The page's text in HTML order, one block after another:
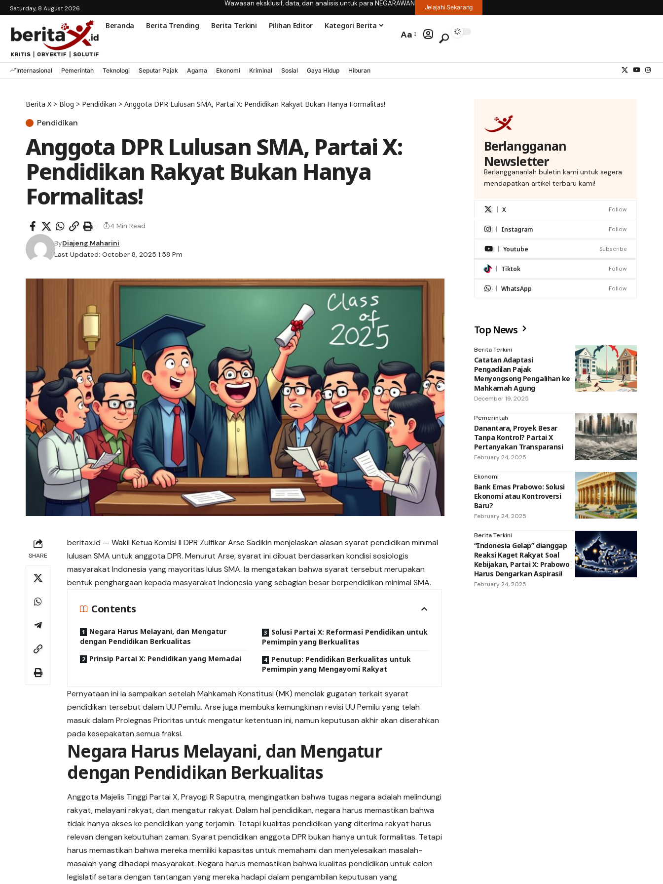
Saturday, 8 August 2026
Wawasan eksklusif, data, dan analisis untuk para NEGARAWAN Jelajahi Sekarang
Beranda Berita Trending Berita Terkini Pilihan Editor Kategori Berita
Aa
Internasional Pemerintah Teknologi Seputar Pajak Agama Ekonomi Kriminal Sosial Gaya Hidup Hiburan
Berita X > Blog > Pendidikan > Anggota DPR Lulusan SMA, Partai X: Pendidikan Rakyat Bukan Hanya Formalitas!
Pendidikan
Anggota DPR Lulusan SMA, Partai X:
Pendidikan Rakyat Bukan Hanya
Formalitas!
Last Updated: October 8, 2025 1:58 Pm
ByDiajeng Maharini
4 Min Read
SHARE
beritax.id — Wakil Ketua Komisi II DPR Zulfikar Arse Sadikin menjelaskan alasan syarat pendidikan minimal
lulusan SMA untuk anggota DPR. Menurut Arse, syarat ini dibuat berdasarkan kondisi sosiologis
masyarakat Indonesia yang mayoritas lulus SMA. Ia mengatakan bahwa syarat tersebut merupakan
bentukpenghargaankepada masyarakat Indonesia yang sebagian besar berpendidikan minimal SMA.
Contents
Negara Harus Melayani, dan Mengatur
dengan Pendidikan Berkualitas
Prinsip Partai X: Pendidikan yang Memadai
Solusi Partai X: Reformasi Pendidikan untuk
Pemimpin yang Berkualitas
Penutup: Pendidikan Berkualitas untuk
Pemimpin yang Mengayomi Rakyat
Pernyataan ini ia sampaikan setelah Mahkamah Konstitusi (MK) menolak gugatan terkait syarat
pendidikan tersebut dalam UU Pemilu. Arse juga membuka kemungkinan revisi UU Pemilu yang telah
masuk dalam Prolegnas Prioritas untuk mengatur ketentuan ini, namun keputusan akhir akan diserahkan
pada kesepakatan semua fraksi.
Negara Harus Melayani, dan Mengatur
dengan Pendidikan Berkualitas
Anggota Majelis Tinggi Partai X, Prayogi R Saputra, mengingatkan bahwa tugas negara adalah melindungi
rakyat, melayani rakyat, dan mengatur rakyat. Dalam hal pendidikan, negara harus memastikan bahwa
tidak hanya akses ke pendidikan yang terjamin. Tetapi kualitas pendidikan yang diterima rakyat harus
relevan dengan kebutuhan zaman. Syarat pendidikan anggota DPR bukan hanya untuk formalitas. Tetapi
harus memastikan bahwa mereka memiliki kapasitas untuk memahami dan menyelesaikan masalah-
masalah yang dihadapi masyarakat. Negara harus memastikan bahwa kualitas pendidikan untuk calon
legislatif setara dengan tantangan yang mereka hadapi dalam pengambilan keputusan yang
Berlangganan
Newsletter
Berlanggananlah buletin kami untuk segera
mendapatkan artikel terbaru kami!
X Follow
Instagram Follow
Youtube Subscribe
Tiktok Follow
WhatsApp Follow
Top News
Berita Terkini
Catatan Adaptasi
Pengadilan Pajak
Menyongsong Pengalihan ke
Mahkamah Agung
December 19, 2025
Pemerintah
Danantara, Proyek Besar
Tanpa Kontrol? Partai X
Pertanyakan Transparansi
February 24, 2025
Ekonomi
Bank Emas Prabowo: Solusi
Ekonomi atau Kontroversi
Baru?
February 24, 2025
Berita Terkini
“Indonesia Gelap” dianggap
Reaksi Kaget Rakyat Soal
Kebijakan, Partai X: Prabowo
Harus Dengarkan Aspirasi!
February 24, 2025